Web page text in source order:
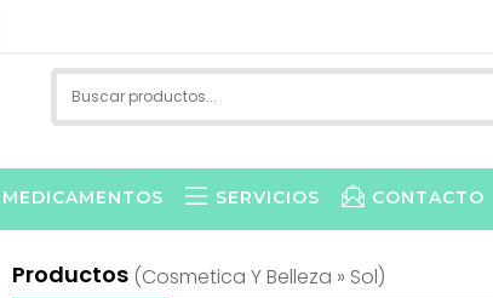
MEDICAMENTOS SERVICIOS CONTACTO
Productos (cosmetica Y Belleza » Sol)